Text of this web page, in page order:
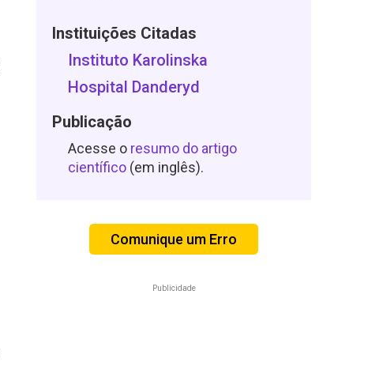
Instituições Citadas
Instituto Karolinska
Hospital Danderyd
Publicação
Acesse o resumo do artigo
científico (em inglês).
Comunique um Erro
Publicidade